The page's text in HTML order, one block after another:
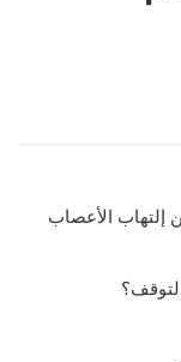
إلتهاب الأعصاب